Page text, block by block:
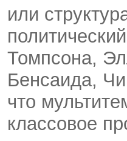
или
Томпсона,
Бенсаида,
что
классовое